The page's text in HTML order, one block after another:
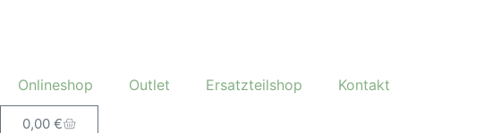
Onlineshop Outlet Ersatzteilshop Kontakt
0,00 €